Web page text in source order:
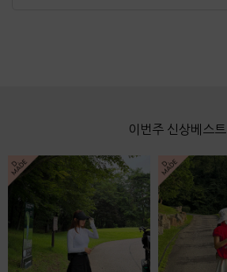
이번주 신상베스트